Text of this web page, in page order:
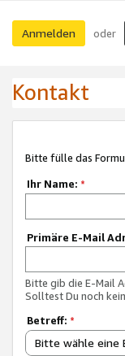
Anmelden oder
Kontakt
Bitte fülle das
Ihr Name: *
Primäre E-Mail
Bitte gib die E-Mail
Solltest Du noch
Betreff: *
Bitte wähle eine